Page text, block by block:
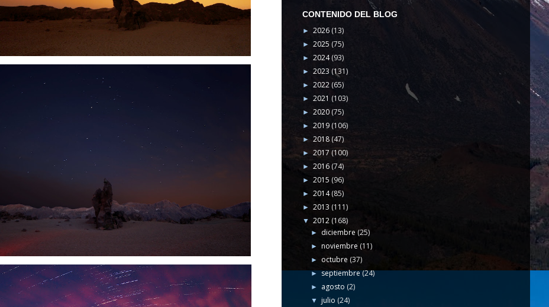
CONTENIDO DEL BLOG
► 2026(13)
► 2025 (75)
► 2024(93)
► 2023 (131)
► 2022 (65)
► 2021 (103)
► 2020 (75)
► 2019 (106)
► 2018 (47)
► 2017 (100)
► 2016 (74)
► 2015 (96)
► 2014(85)
► 2013 (111)
▼ 2012 (168)
► diciembre (25)
►noviembre(11)
►octubre (37)
► septiembre(24)
► agosto (2)
▼julio (24)